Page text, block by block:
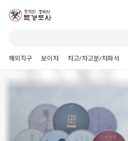
해외직구 보이차 차고/차고분/차화석